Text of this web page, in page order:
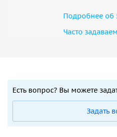
Подробнее об
Часто
Есть вопрос? Вы можете
Задать